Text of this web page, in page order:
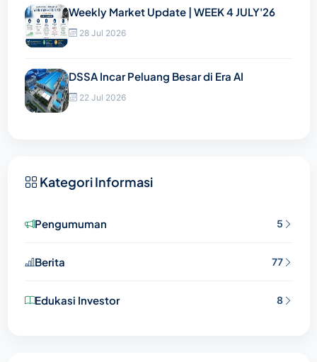
Weekly Market Update | WEEK 4 JULY'26
28 Jul 2026
DSSA Incar Peluang Besar di Era AI
22 Jul 2026
Kategori Informasi
Pengumuman 5
Berita 77
Edukasi Investor 8